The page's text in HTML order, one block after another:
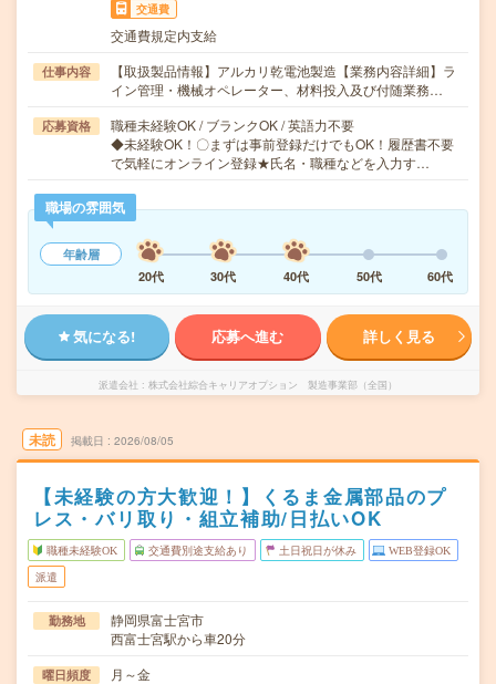
交通費
交通費規定内支給
仕事内容
【取扱製品情報】アルカリ乾電池製造【業務内容詳細】ラ
イン管理・機械オペレーター、材料投入及び付随業務…
応募資格
職種未経験OK / ブランクOK / 英語力不要
◆未経験OK！〇まずは事前登録だけでもOK！履歴書不要
で気軽にオンライン登録★氏名・職種などを入力す…
職場の雰囲気
年齢層
20代
30代 40代 50代 60代
気になる! 応募へ進む 詳しく見る
派遣会社 株式会社綜合キャリアオプション 製造事業部（全国）
未読 掲載日 2026/08/05
【未経験の方大歓迎！】くるま金属部品のプ
レス・バリ取り・組立補助/日払いOK
職種未経験OK 交通費別途支給あり 土日祝日が休み WEB登録OK
派遣
勤務地
静岡県富士宮市
西富士宮駅から車20分
曜日頻度 月～金